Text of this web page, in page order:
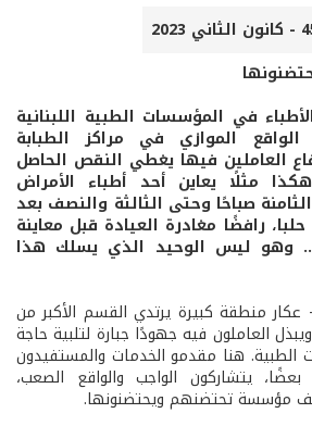
في المؤسسات الطبية اللبنانية
الموازي في مراكز الطبابة
العاملين فيها يغطي النقص الحاصل
مثلًا يعاين أحد أطباء الأمراض
صباحًا وحتى الثالثة والنصف بعد
رافضًا مغادرة العيادة قبل معاينة
وهو ليس الوحيد الذي يسلك هذا
منطقة كبيرة يرتدي القسم الأكبر من
العاملون فيه جهودًا جبارة لتلبية حاجة
الطبية. هنا مقدمو الخدمات والمستفيدون
يتشاركون الواجب والواقع الصعب،
مؤسسة تحتضنهم ويحتضنونها.